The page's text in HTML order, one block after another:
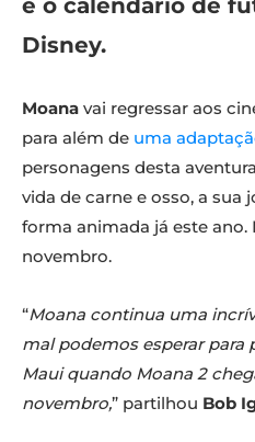
e o calendário de
Disney.
Moana vai regressar aos
para além de uma
personagens desta
vida de carne e osso, a sua
forma animada já este
novembro.
“Moana continua uma
mal podemos esperar para
Maui quando Moana 2
novembro,” partilhou Bob